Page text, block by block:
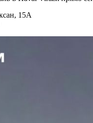
15А